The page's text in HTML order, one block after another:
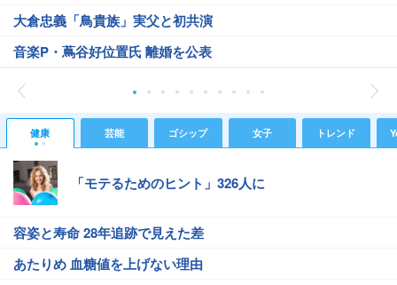
大倉忠義「鳥貴族」実父と初共演
音楽P・蔦谷好位置氏 離婚を公表
健康 芸能 ゴシップ 女子 トレンド
「モテるためのヒント」326人に
容姿と寿命 28年追跡で見えた差
あたりめ 血糖値を上げない理由